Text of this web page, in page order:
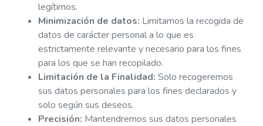
legítimos.
Minimización de datos: Limitamos la recogida de
datos de carácter personal a lo que es
estrictamente relevante y necesario para los fines
para los que se han recopilado.
Limitación de la Finalidad: Solo recogeremos
sus datos personales para los fines declarados y
solo según sus deseos.
Precisión: Mantendremos sus datos personales